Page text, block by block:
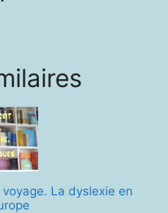
La dyslexie en